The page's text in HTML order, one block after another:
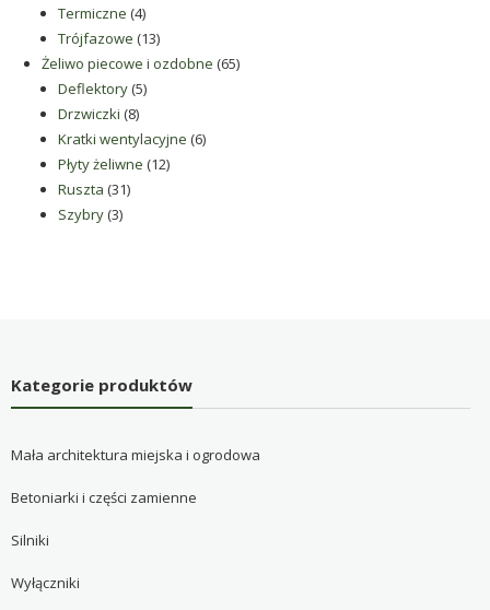
Termiczne 44
produkty
Trójfazowe 1313
produktów
Żeliwo piecowe i ozdobne 6565
Deflektory 55
Drzwiczki 88
produktów
Kratki wentylacyjne 66
Płyty żeliwne 1212
Ruszta 3131
Szybry 33
Kategorie produktów
Mała architektura miejska i ogrodowa
Betoniarki i części zamienne
Silniki
Wyłączniki